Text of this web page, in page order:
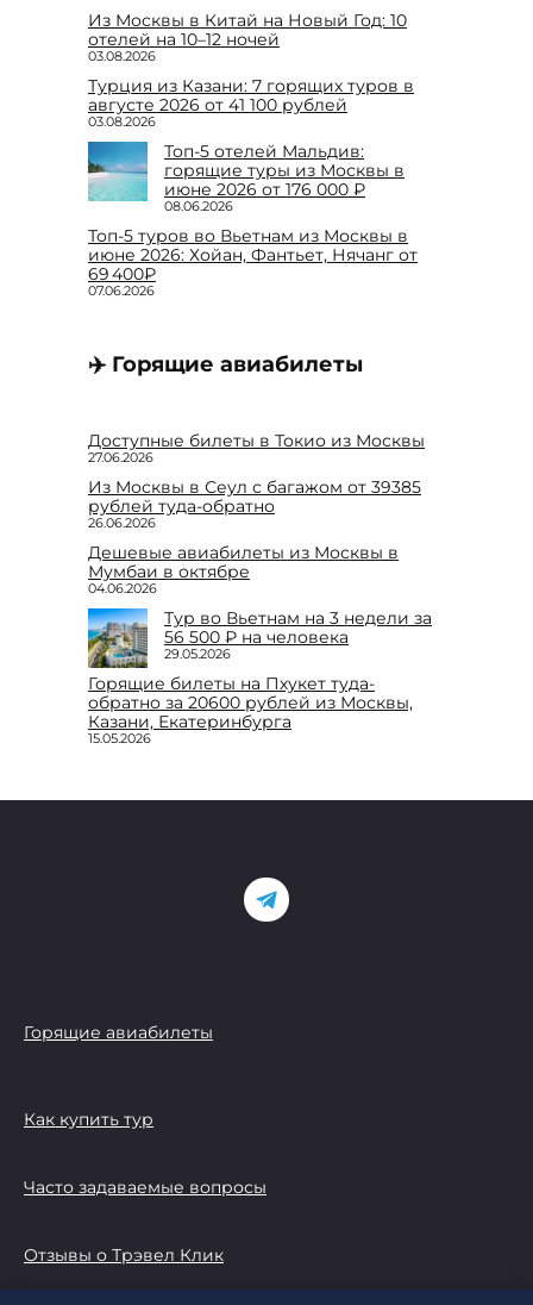
Из Москвы в Китай на Новый Год: 10
отелей на 10–12 ночей
03.08.2026
Турция из Казани: 7 горящих туров в
августе 2026 от 41 100 рублей
03.08.2026
Топ-5 отелей Мальдив:
горящие туры из Москвы в
июне 2026 от 176 000 ₽
08.06.2026
Топ-5 туров во Вьетнам из Москвы в
июне 2026: Хойан, Фантьет, Нячанг от
69 400₽
07.06.2026
✈️ Горящие авиабилеты
Доступные билеты в Токио из Москвы
27.06.2026
Из Москвы в Сеул с багажом от 39385
рублей туда-обратно
26.06.2026
Дешевые авиабилеты из Москвы в
Мумбаи в октябре
04.06.2026
Тур во Вьетнам на 3 недели за
56 500 ₽ на человека
29.05.2026
Горящие билеты на Пхукет туда-
обратно за 20600 рублей из Москвы,
Казани, Екатеринбурга
15.05.2026
Горящие авиабилеты
Как купить тур
Часто задаваемые вопросы
Отзывы о Трэвел Клик